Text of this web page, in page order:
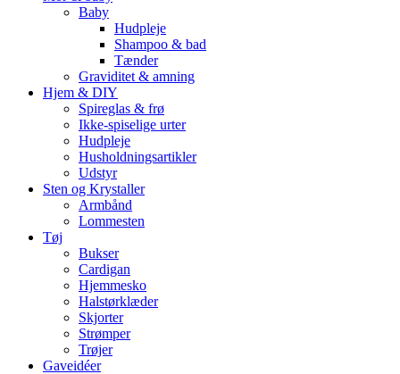
Baby
Hudpleje
Shampoo & bad
Tænder
Graviditet & amning
Hjem & DIY
Spireglas & frø
Ikke-spiselige urter
Hudpleje
Husholdningsartikler
Udstyr
Sten og Krystaller
Armbånd
Lommesten
Tøj
Bukser
Cardigan
Hjemmesko
Halstørklæder
Skjorter
Strømper
Trøjer
Gaveidéer